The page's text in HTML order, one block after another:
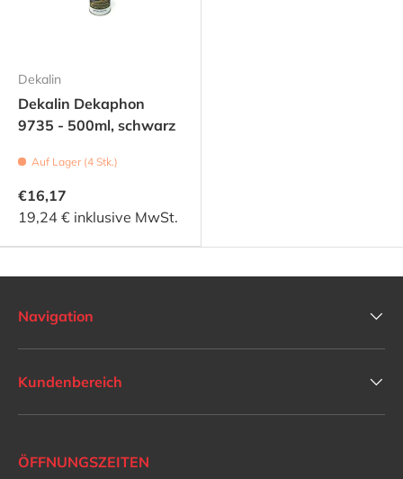
Dekalin
Dekalin Dekaphon
9735 - 500ml, schwarz
Auf Lager (4 Stk.)
€16,17
19,24 € inklusive MwSt.
Navigation
Kundenbereich
ÖFFNUNGSZEITEN